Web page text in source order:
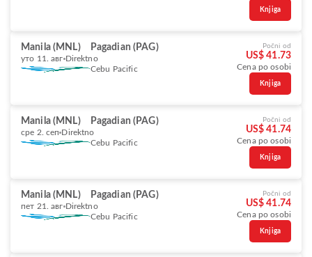
Knjiga
Manila (MNL) Pagadian (PAG)
уто 11. авг Direktno
Cebu Pacific
Počni od
US$ 41.73
Cena po osobi
Knjiga
Manila (MNL) Pagadian (PAG)
сре 2. сеп Direktno
Cebu Pacific
Počni od
US$ 41.74
Cena po osobi
Knjiga
Manila (MNL) Pagadian (PAG)
пет 21. авг Direktno
Cebu Pacific
Počni od
US$ 41.74
Cena po osobi
Knjiga